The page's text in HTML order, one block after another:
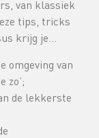
van klassiek
tips, tricks
krijg je…
omgeving van
zo’;
de lekkerste